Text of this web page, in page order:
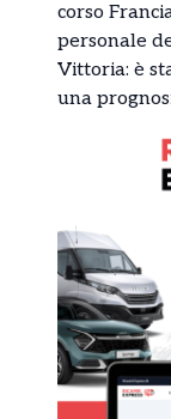
corso
personale
Vittoria: è
una